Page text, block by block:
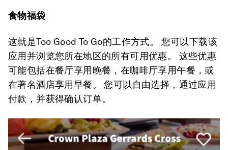
食物福袋
这就是Too Good To Go的工作方式。 您可以下载该
应用并浏览您所在地区的所有可用优惠。 这些优惠
可能包括在餐厅享用晚餐，在咖啡厅享用午餐，或
在著名酒店享用早餐。 您可以自由选择，通过应用
付款，并获得确认订单。